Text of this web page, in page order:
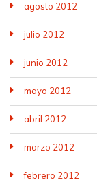
agosto 2012
julio 2012
junio 2012
mayo 2012
abril 2012
marzo 2012
febrero 2012